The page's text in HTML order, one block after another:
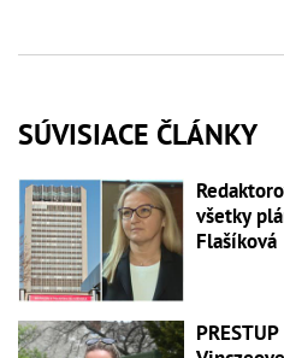
SÚVISIACE ČLÁNKY
všetky
Flašíková